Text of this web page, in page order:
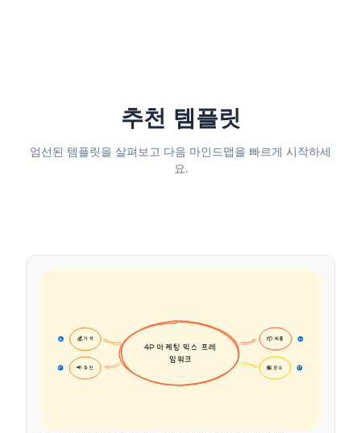
추천 템플릿
엄선된 템플릿을 살펴보고 다음 마인드맵을 빠르게 시작하세
요.
📦 제품 16
💰 가격
16
🏪 장소 17
📢 촉진
17
4P 마케팅 믹스 프레
임워크